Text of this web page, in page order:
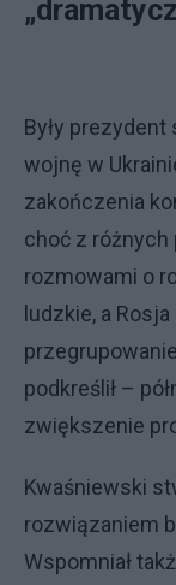
Były
wojnę w
zakończenia
choć z
rozmowami o
ludzkie, a
podkreślił –
zwiększenie
Kwaśniewski
rozwiązaniem
Wspomniał